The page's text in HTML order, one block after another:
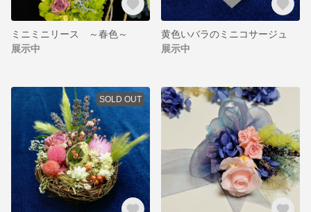
ミニミニリース ～春色～
展示中
黄色いバラのミニコサージュ
展示中
SOLD OUT